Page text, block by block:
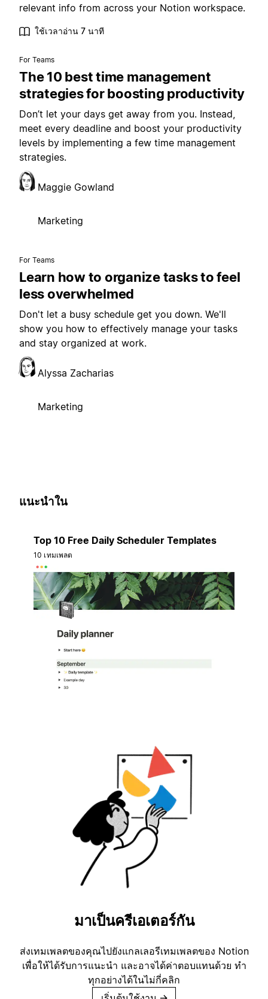
relevant info from across your Notion workspace.
ใช้เวลาอ่าน 7 นาที
For Teams
The 10 best time management
strategies for boosting productivity
Don’t let your days get away from you. Instead,
meet every deadline and boost your productivity
levels by implementing a few time management
strategies.
Maggie Gowland
Marketing
For Teams
Learn how to organize tasks to feel
less overwhelmed
Don't let a busy schedule get you down. We'll
show you how to effectively manage your tasks
and stay organized at work.
Alyssa Zacharias
Marketing
แนะนำใน
Top 10 Free Daily Scheduler Templates
10 เทมเพลต
มาเป็นครีเอเตอร์กัน
ส่งเทมเพลตของคุณไปยังแกลเลอรีเทมเพลตของ Notion
เพื่อให้ได้รับการแนะนำ และอาจได้ค่าตอบแทนด้วย ทำ
ทุกอย่างได้ในไม่กี่คลิก